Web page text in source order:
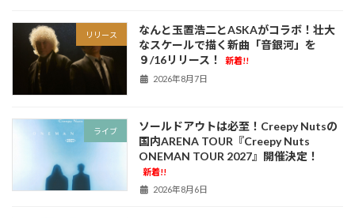
リリース
なんと玉置浩二とASKAがコラボ！壮大
なスケールで描く新曲「音銀河」を
９/16リリース！
新着!!
2026年8月7日
ライブ
ソールドアウトは必至！Creepy Nutsの
国内ARENA TOUR『Creepy Nuts
ONEMAN TOUR 2027』開催決定！
新着!!
2026年8月6日